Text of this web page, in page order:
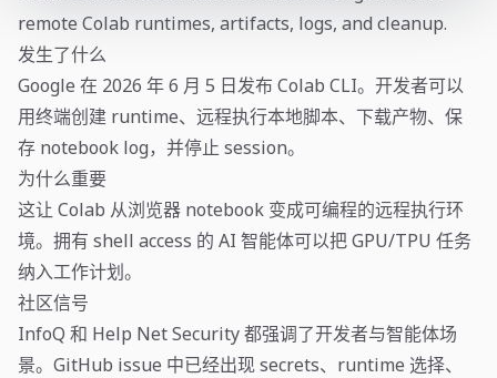
remote Colab runtimes, artifacts, logs, and cleanup.
发生了什么
Google 在 2026 年 6 月 5 日发布 Colab CLI。开发者可以
用终端创建 runtime、远程执行本地脚本、下载产物、保
存 notebook log，并停止 session。
为什么重要
这让 Colab 从浏览器 notebook 变成可编程的远程执行环
境。拥有 shell access 的 AI 智能体可以把 GPU/TPU 任务
纳入工作计划。
社区信号
InfoQ 和 Help Net Security 都强调了开发者与智能体场
景。GitHub issue 中已经出现 secrets、runtime 选择、